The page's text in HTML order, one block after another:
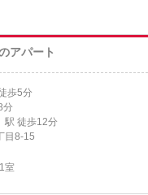
アパート
歩5分
分
駅 徒歩12分
目8-15
1室